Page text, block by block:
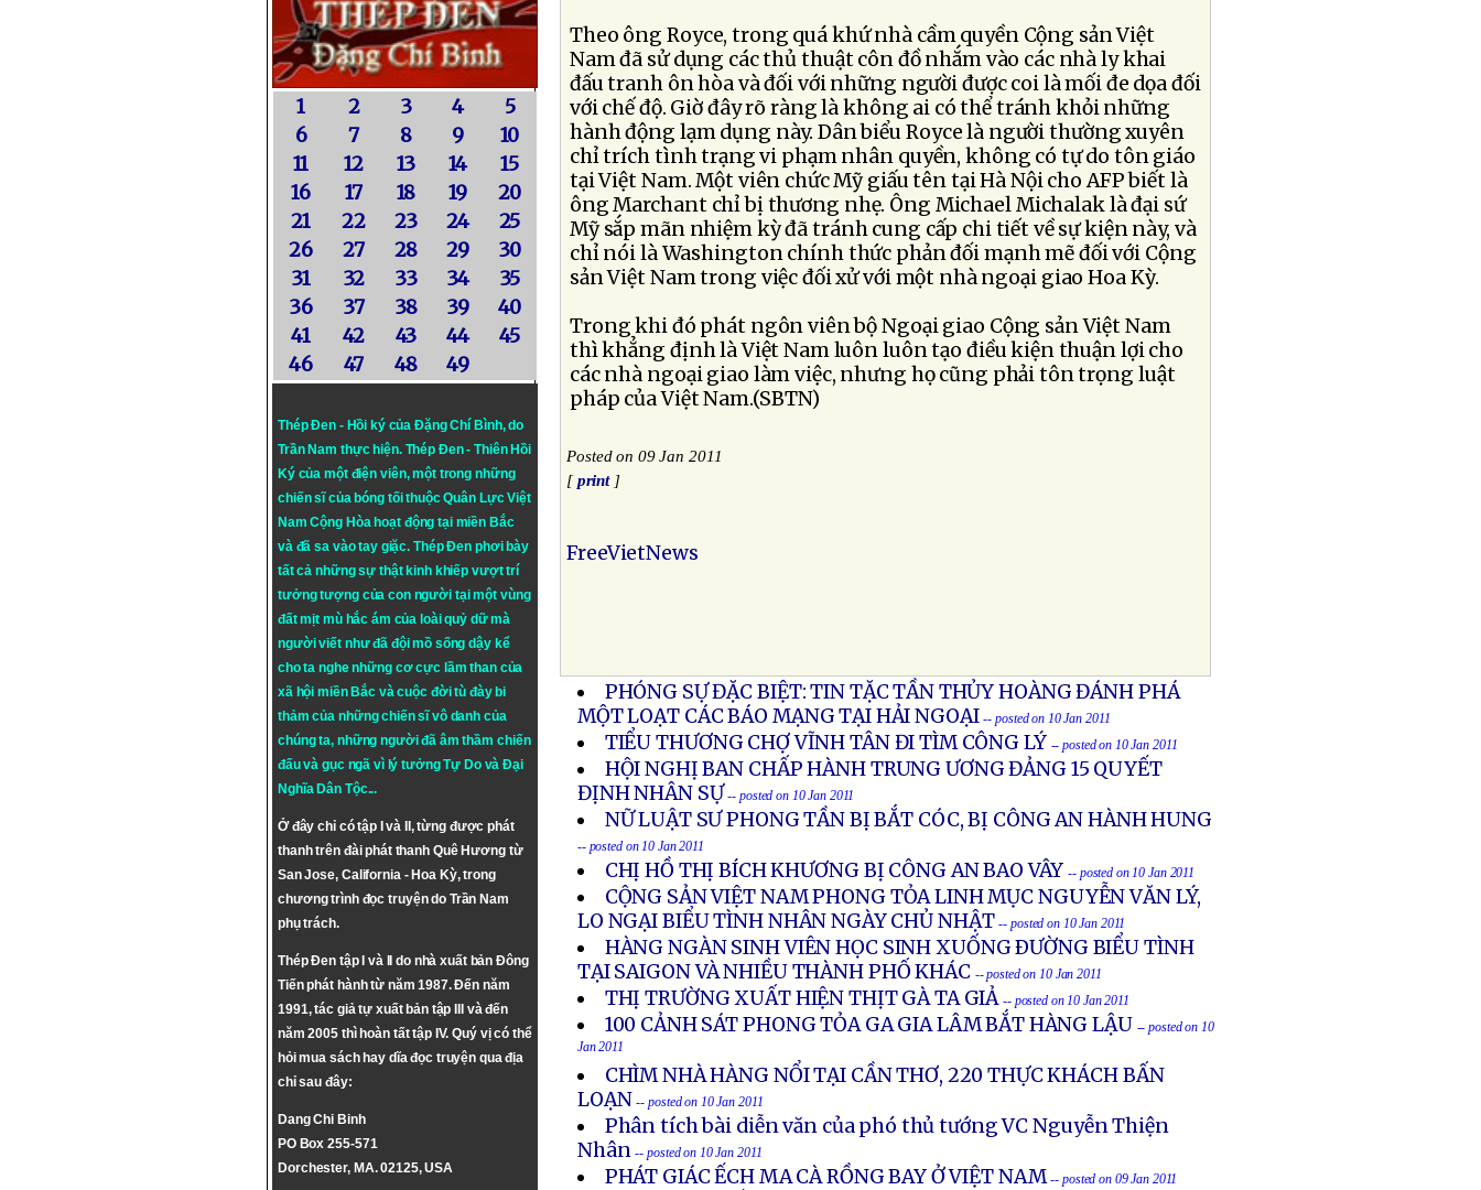
1 2 3 4
5
6
7 8 9
10
11
12 13 14
15
16
17 18 19
20
21
22 23 24
25
26
27 28 29
30
31
32 33 34
35
36
37 38 39
40
41
42 43 44
45
46
47 48 49
Thép Đen - Hồi ký của Đặng Chí Bình, do
Trần Nam thực hiện. Thép Đen- Thiên Hồi
Ký của một điện viên, một trong những
chiến sĩ của bóng tối thuộc Quân Lực Việt
Nam Cộng Hòa hoạt động tại miền Bắc
và đã sa vào tay giặc. Thép Đen phơi bày
tất cả những sự thật kinh khiếp vượt trí
tưởng tượng của con người tại một vùng
đất mịt mù hắc ám của loài quỷ dữ mà
người viết như đã đội mồ sống dậy kể
cho ta nghe những cơ cực lầm than của
xã hội miền Bắc và cuộc đời tù đày bi
thảm của những chiến sĩ vô danh của
chúng ta, những người đã âm thầm chiến
đấu và gục ngã vì lý tưởngTự DovàĐại
Nghĩa Dân Tộc...
Ở đây chỉ có tập I và II, từng được phát
thanh trên đài phát thanh Quê Hương từ
San Jose, California - Hoa Kỳ, trong
chương trình đọc truyện do Trần Nam
phụ trách.
Thép Đen tập I và II do nhà xuất bản Đông
Tiến phát hành từ năm 1987. Đến năm
1991, tác giả tự xuất bản tập III và đến
năm 2005 thì hoàn tất tập IV. Quý vị có thể
hỏi mua sách hay dĩa đọc truyện qua địa
chỉ sau đây:
Dang Chi Binh
PO Box 255-571
Dorchester, MA. 02125, USA
Theo ông Royce, trong quá khứ nhà cầm quyền Cộng sản Việt
Nam đã sử dụng các thủ thuật côn đồ nhắm vào các nhà ly khai
đấu tranh ôn hòa và đối với những người được coi là mối đe dọa đối
với chế độ. Giờ đây rõ ràng là không ai có thể tránh khỏi những
hành động lạm dụng này. Dân biểu Royce là người thường xuyên
chỉ trích tình trạng vi phạm nhân quyền, không có tự do tôn giáo
tại Việt Nam. Một viên chức Mỹ giấu tên tại Hà Nội cho AFP biết là
ông Marchant chỉ bị thương nhẹ. Ông Michael Michalak là đại sứ
Mỹ sắp mãn nhiệm kỳ đã tránh cung cấp chi tiết về sự kiện này, và
chỉ nói là Washington chính thức phản đối mạnh mẽ đối với Cộng
sản Việt Nam trong việc đối xử với một nhà ngoại giao Hoa Kỳ.
Trong khi đó phát ngôn viên bộ Ngoại giao Cộng sản Việt Nam
thì khẳng định là Việt Nam luôn luôn tạo điều kiện thuận lợi cho
các nhà ngoại giao làm việc, nhưng họ cũng phải tôn trọng luật
pháp của Việt Nam.(SBTN)
Posted on 09 Jan 2011
[print]
FreeVietNews
PHÓNG SỰ ĐẶC BIỆT: TIN TẶC TẦN THỦY HOÀNG ĐÁNH PHÁ
MỘT LOẠT CÁC BÁO MẠNG TẠI HẢI NGOẠI -- posted on 10 Jan 2011
TIỂU THƯƠNG CHỢ VĨNH TÂN ĐI TÌM CÔNG LÝ -- posted on 10 Jan 2011
HỘI NGHỊ BAN CHẤP HÀNH TRUNG ƯƠNG ĐẢNG 15 QUYẾT
ĐỊNH NHÂN SỰ -- posted on 10 Jan 2011
NỮ LUẬT SƯ PHONG TẦN BỊ BẮT CÓC, BỊ CÔNG AN HÀNH HUNG
-- posted on 10 Jan 2011
CHỊ HỒ THỊ BÍCH KHƯƠNG BỊ CÔNG AN BAO VÂY-- posted on 10 Jan 2011
CỘNG SẢN VIỆT NAM PHONG TỎA LINH MỤC NGUYỄN VĂN LÝ,
LO NGẠI BIỂU TÌNH NHÂN NGÀY CHỦ NHẬT-- posted on 10 Jan 2011
HÀNG NGÀN SINH VIÊN HỌC SINH XUỐNG ÐƯỜNG BIỂU TÌNH
TẠI SAIGON VÀ NHIỀU THÀNH PHỐ KHÁC -- posted on 10 Jan 2011
THỊ TRƯỜNG XUẤT HIỆN THỊT GÀ TA GIẢ -- posted on 10 Jan 2011
100 CẢNH SÁT PHONG TỎA GA GIA LÂM BẮT HÀNG LẬU -- posted on 10
Jan 2011
CHÌM NHÀ HÀNG NỔI TẠI CẦN THƠ, 220 THỰC KHÁCH BẤN
LOẠN -- posted on 10 Jan 2011
Phân tích bài diễn văn của phó thủ tướng VC Nguyễn Thiện
Nhân -- posted on 10 Jan 2011
PHÁT GIÁC ẾCH MA CÀ RỒNG BAY Ở VIỆT NAM-- posted on 09 Jan 2011